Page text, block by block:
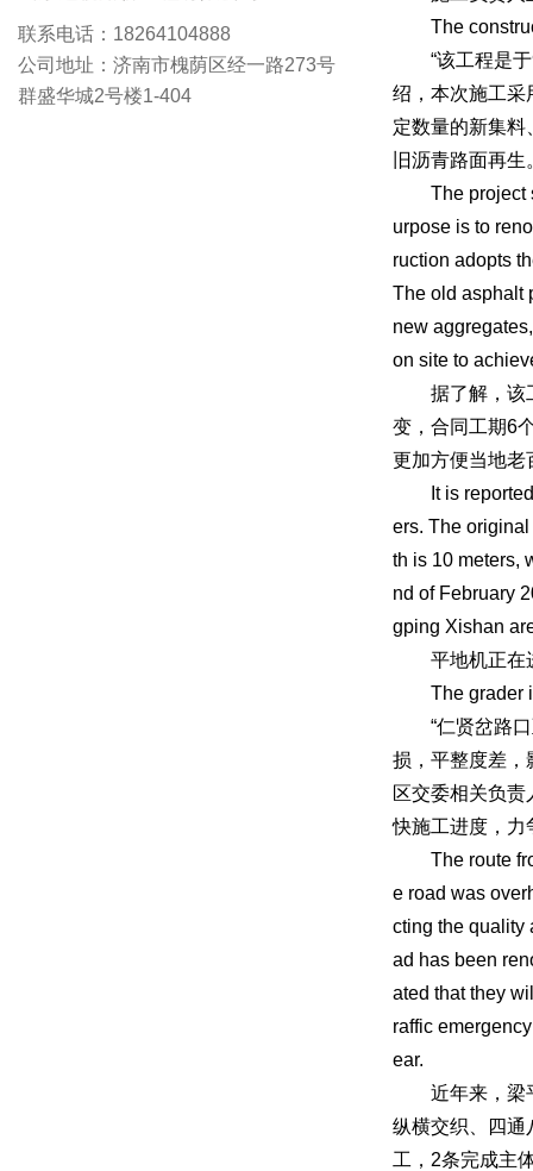
联系电话：18264104888
公司地址：济南市槐荫区经一路273号
群盛华城2号楼1-404
The
“该工程是于9
绍，本次施工采
定数量的新集
旧沥青路面再生
The project
urpose is to
ruction adopts
The old asphalt
new
on site to
据了解，该工
变，合同工期6
更加方便当地老
It is reported
ers. The
th is 10 meters,
nd of February
gping Xishan
平地机正在进
The grader is
“仁贤岔路口
损，平整度差，
区交委相关负
快施工进度，力
The route
e road was
cting the quality
ad has been
ated that they
raffic
ear.
近年来，梁平
纵横交织、四通
工，2条完成主